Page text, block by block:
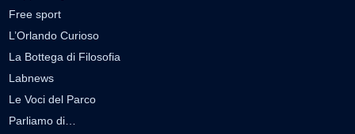
Free sport
L’Orlando Curioso
La Bottega di Filosofia
Labnews
Le Voci del Parco
Parliamo di…